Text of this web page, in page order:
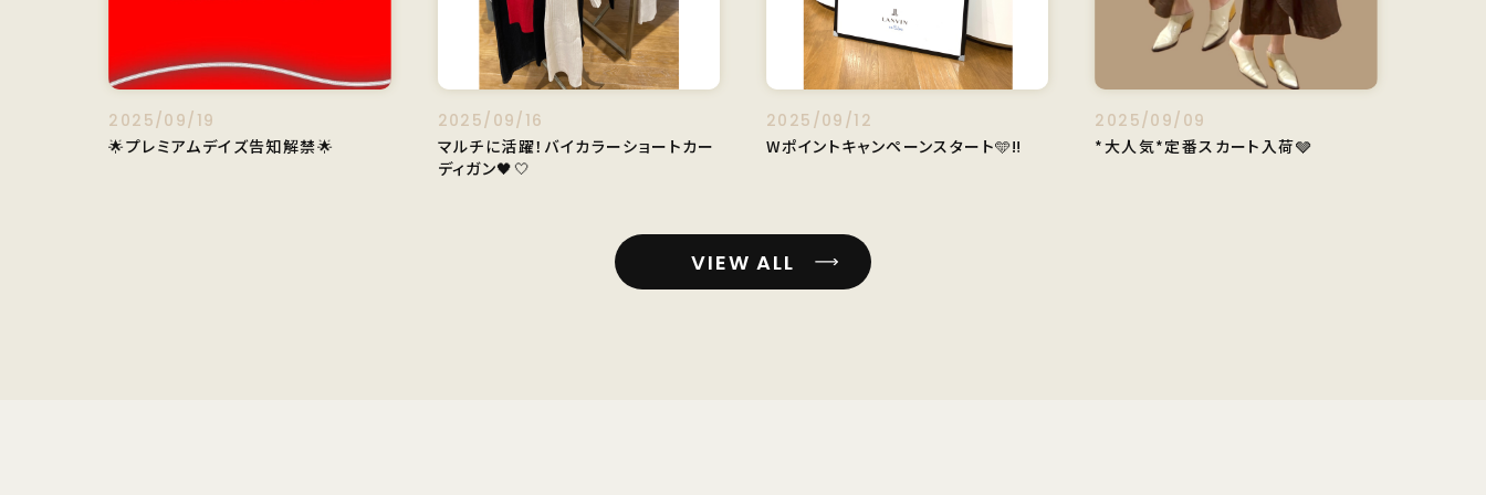
2025/09/19
🌟プレミアムデイズ告知解禁🌟
2025/09/16
マルチに活躍！バイカラーショートカー
ディガン🖤🤍
2025/09/12
Wポイントキャンペーンスタート🩵‼️
2025/09/09
*大人気*定番スカート入荷🩶
VIEW ALL